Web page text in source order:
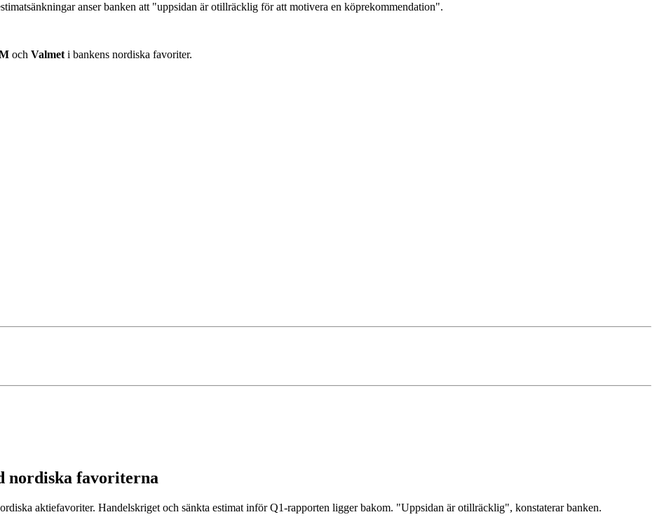
anser banken att "uppsidan är otillräcklig för att motivera en köprekommendation".
och Valmeti bankens nordiska favoriter.
nordiska favoriterna
aktiefavoriter. Handelskriget och sänkta estimat inför Q1-rapporten ligger bakom. "Uppsidan är otillräcklig", konstaterar banken.